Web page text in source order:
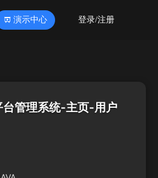
演示中心 登录/注册
管理系统-主页-用户